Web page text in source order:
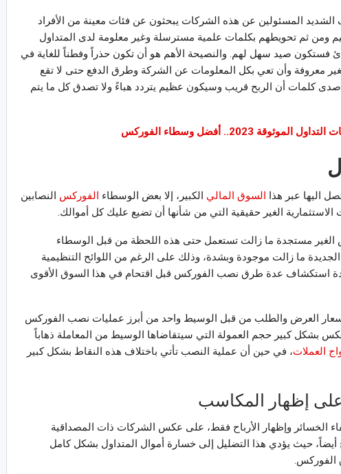
المسئولين عن هذه الشركات يبحثون عن فئات معينة من الأفراد
ومن ثم تحويطهم بكلمات علمية مسترسلة وغير معلومة لدى المتداول
فستكون صيد سهل لهم. والنصيحة الأهم هو أن تكون حذراً وفطناً للغاية في
معروفة وأن تعي بكل المعلومات عن الشركة وطرق الدفع حتى لا تقع
كلمات أن الربح قريب وسيكون عظيم يتردد هباءً ولا تصدق كل ما يتم
الموثوقة 2023.. أفضل وسطاء الفوركس
اليها عبر هذا السوق المالي الكبير، إلا بعض الوسطاء الفوركس النصابين
الغير حقيقية التي من شأنها أن تضيع عليك كل أموالك.
مستجدة ما زالت تستعمل حتى هذه اللحظة من قبل الوسطاء
ما زالت موجودة وبشدة، وذلك على الرغم من اللوائح التنظيمية
استكشاف عدة طرق نصب الفوركس قبل اقتحام في هذا السوق الأقوى
أسعار العرض والطلب من قبل الوسيط واحد من أبرز عمليات نصب الفوركس
بشكل كبير حجم العمولة التي سيتقاضاها الوسيط من المعاملة ذهاباً
العملات، في حين أن عملية النصب تأتي باختلاف هذه النقاط بشكل كبير
إظهار المكاسب
الخسائر وإظهار الأرباح فقط، على عكس الشركات ذات المصداقية
أيضاً، حيث يؤدي هذا التضليل إلى خسارة أموال المتداول بشكل كامل
الفوركس.